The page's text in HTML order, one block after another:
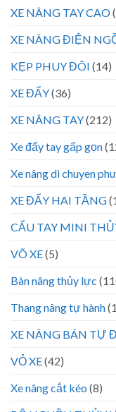
XE NÂNG TAY CAO
XE NÂNG ĐIỆN
KẸP PHUY ĐÔI (14)
XE ĐẨY(36)
XE NÂNG TAY(212)
Xe đẩy tay gấp gọn
Xe nâng di chuyen
XE ĐẨY HAI TẦNG
CẨU TAY MINI
VÕ XE(5)
Bàn nâng thủy lực
Thang nâng tự hành
XE NÂNG BÁN TỰ
VỎ XE(42)
Xe nâng cắt kéo (8)